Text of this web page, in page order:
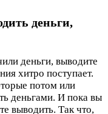
деньги,
деньги, выводите
хитро поступает.
потом или
деньгами. И пока вы
выводить. Так что,